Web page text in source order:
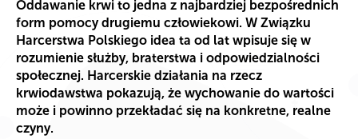
Oddawanie krwi to jedna z najbardziej bezpośrednich
form pomocy drugiemu człowiekowi. W Związku
Harcerstwa Polskiego idea ta od lat wpisuje się w
rozumienie służby, braterstwa i odpowiedzialności
społecznej. Harcerskie działania na rzecz
krwiodawstwa pokazują, że wychowanie do wartości
może i powinno przekładać się na konkretne, realne
czyny.